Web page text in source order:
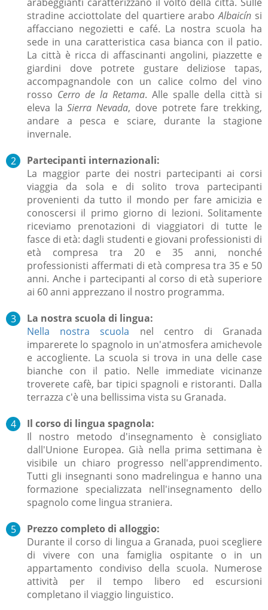
stradine acciottolate del quartiere araboAlbaicín si
affacciano negozietti e café. La nostra scuola ha
sede in una caratteristica casa bianca con il patio.
La città è ricca di affascinanti angolini, piazzette e
giardini dove potrete gustare deliziose tapas,
accompagnandole con un calice colmo del vino
rosso Cerro de la Retama. Alle spalle della città si
eleva laSierra Nevada, dove potrete fare trekking,
andare a pesca e sciare, durante la stagione
invernale.
Partecipanti internazionali:
La maggior parte dei nostri partecipanti ai corsi
viaggia da sola e di solito trova partecipanti
provenienti da tutto il mondo per fare amicizia e
conoscersi il primo giorno di lezioni. Solitamente
riceviamo prenotazioni di viaggiatori di tutte le
fasce di età: dagli studenti e giovani professionisti di
età compresa tra 20 e 35 anni, nonché
professionisti affermati di età compresa tra 35 e 50
anni. Anche i partecipanti al corso di età superiore
ai 60 anni apprezzano il nostro programma.
La nostra scuola di lingua:
Nella nostra scuola nel centro di Granada
imparerete lo spagnolo in un'atmosfera amichevole
e accogliente. La scuola si trova in una delle case
bianche con il patio. Nelle immediate vicinanze
troverete cafè, bar tipici spagnoli e ristoranti. Dalla
terrazza c'è una bellissima vista su Granada.
Il corso di lingua spagnola:
Il nostro metodo d'insegnamento è consigliato
dall'Unione Europea. Già nella prima settimana è
visibile un chiaro progresso nell'apprendimento.
Tutti gli insegnanti sono madrelingua e hanno una
formazione specializzata nell'insegnamento dello
spagnolo come lingua straniera.
Prezzo completo di alloggio:
Durante il corso di lingua a Granada, puoi scegliere
di vivere con una famiglia ospitante o in un
appartamento condiviso della scuola. Numerose
attività per il tempo libero ed escursioni
completano il viaggio linguistico.